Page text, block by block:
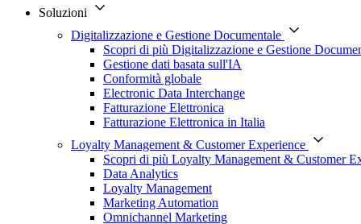
Soluzioni
Digitalizzazione e Gestione Documentale
Scopri di più Digitalizzazione e Gestione
Gestione dati basata sull'IA
Conformità globale
Electronic Data Interchange
Fatturazione Elettronica
Fatturazione Elettronica in Italia
Loyalty Management & Customer Experience
Scopri di più Loyalty Management & Customer
Data Analytics
Loyalty Management
Marketing Automation
Omnichannel Marketing